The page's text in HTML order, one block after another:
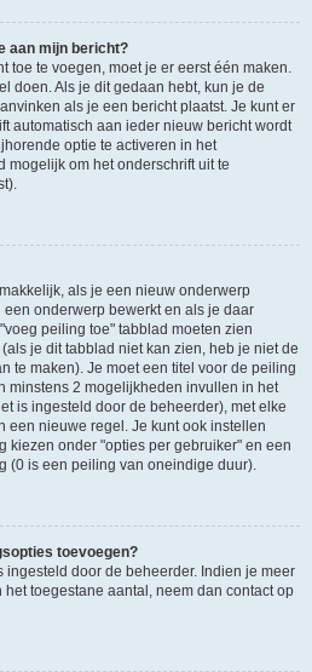
aan mijn bericht?
toe te voegen, moet je er eerst één maken.
doen. Als je dit gedaan hebt, kun je de
als je een bericht plaatst. Je kunt er
automatisch aan ieder nieuw bericht wordt
optie te activeren in het
om het onderschrift uit te
als je een nieuw onderwerp
onderwerp bewerkt en als je daar
peiling toe" tabblad moeten zien
je dit tabblad niet kan zien, heb je niet de
te maken). Je moet een titel voor de peiling
minstens 2 mogelijkheden invullen in het
is ingesteld door de beheerder), met elke
een nieuwe regel. Je kunt ook instellen
kiezen onder "opties per gebruiker" en een
(0 is een peiling van oneindige duur).
toevoegen?
ingesteld door de beheerder. Indien je meer
toegestane aantal, neem dan contact op